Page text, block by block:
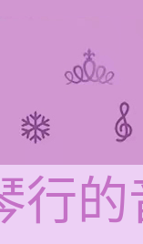
行